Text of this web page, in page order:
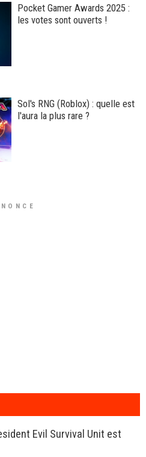
Pocket Gamer Awards 2025 :
les votes sont ouverts !
Sol's RNG (Roblox) : quelle est
l'aura la plus rare ?
Evil Survival Unit est